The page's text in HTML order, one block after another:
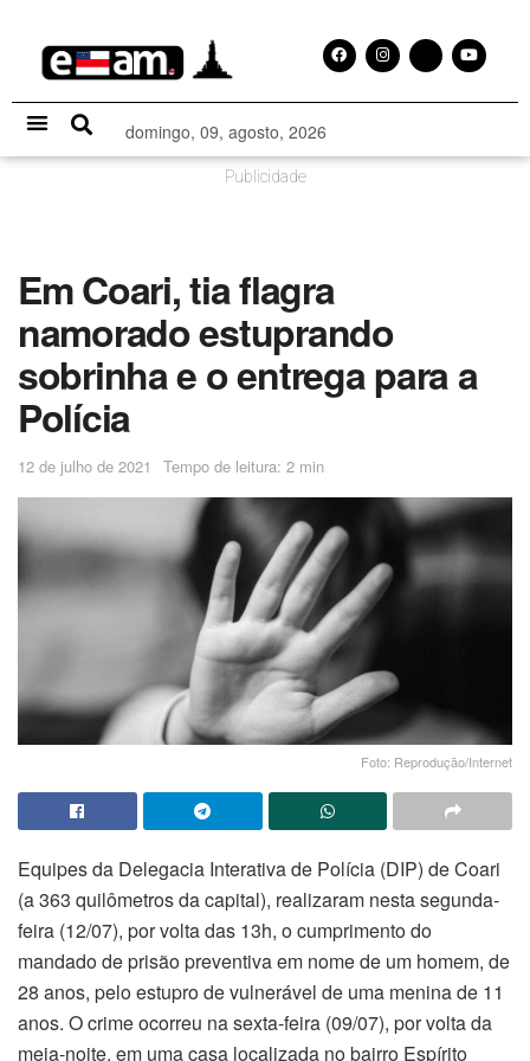
domingo, 09, agosto, 2026
Publicidade
Em Coari, tia flagra
namorado estuprando
sobrinha e o entrega para a
Polícia
12 de julho de 2021 Tempo de leitura: 2 min
Foto: Reprodução/Internet
Equipes da Delegacia Interativa de Polícia (DIP) de Coari
(a 363 quilômetros da capital), realizaram nesta segunda-
feira (12/07), por volta das 13h, o cumprimento do
mandado de prisão preventiva em nome de um homem, de
28 anos, pelo estupro de vulnerável de uma menina de 11
anos. O crime ocorreu na sexta-feira (09/07), por volta da
meia-noite, em uma casa localizada no bairro Espírito